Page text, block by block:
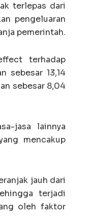
terlepas dari
pengeluaran
pemerintah.
terhadap
sebesar 13,14
sebesar 8,04
jasa lainnya
mencakup
jauh dari
terjadi
oleh faktor